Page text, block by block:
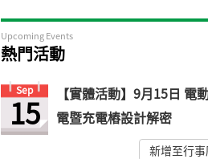
Upcoming Events
熱門活動
Sep
15
【實體活動】9月15日 電
電暨充電樁設計解密
新增至行